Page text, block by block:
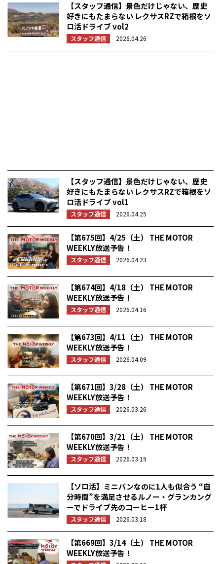
【スタッフ通信】景色だけじゃない、歴史
好きにもたまらない レクサスRZで箱根をソ
ロ活ドライブ vol2
スタッフ通信 2026.04.26
【スタッフ通信】景色だけじゃない、歴史
好きにもたまらない レクサスRZで箱根をソ
ロ活ドライブ vol1
スタッフ通信 2026.04.25
【第675回】4/25（土） THE MOTOR
WEEKLY放送予告！
スタッフ通信 2026.04.23
【第674回】4/18（土） THE MOTOR
WEEKLY放送予告！
スタッフ通信 2026.04.16
【第673回】4/11（土） THE MOTOR
WEEKLY放送予告！
スタッフ通信 2026.04.09
【第671回】3/28（土） THE MOTOR
WEEKLY放送予告！
スタッフ通信 2026.03.26
【第670回】3/21（土） THE MOTOR
WEEKLY放送予告！
スタッフ通信 2026.03.19
【ソロ活】ミニバンなのに1人も似合う “自
分時間”を満足させるルノー・グランカング
ーでドライブ先のコーヒー1杯
スタッフ通信 2026.03.18
【第669回】3/14（土） THE MOTOR
WEEKLY放送予告！